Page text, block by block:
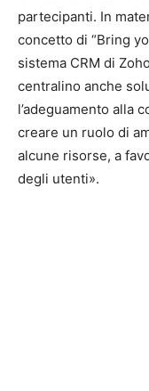
partecipanti. In
concetto di “Bring
sistema CRM di
centralino anche
l’adeguamento alla
creare un ruolo di
alcune risorse, a
degli utenti».